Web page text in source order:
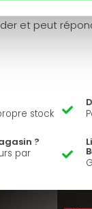
et peut
stock
?
par